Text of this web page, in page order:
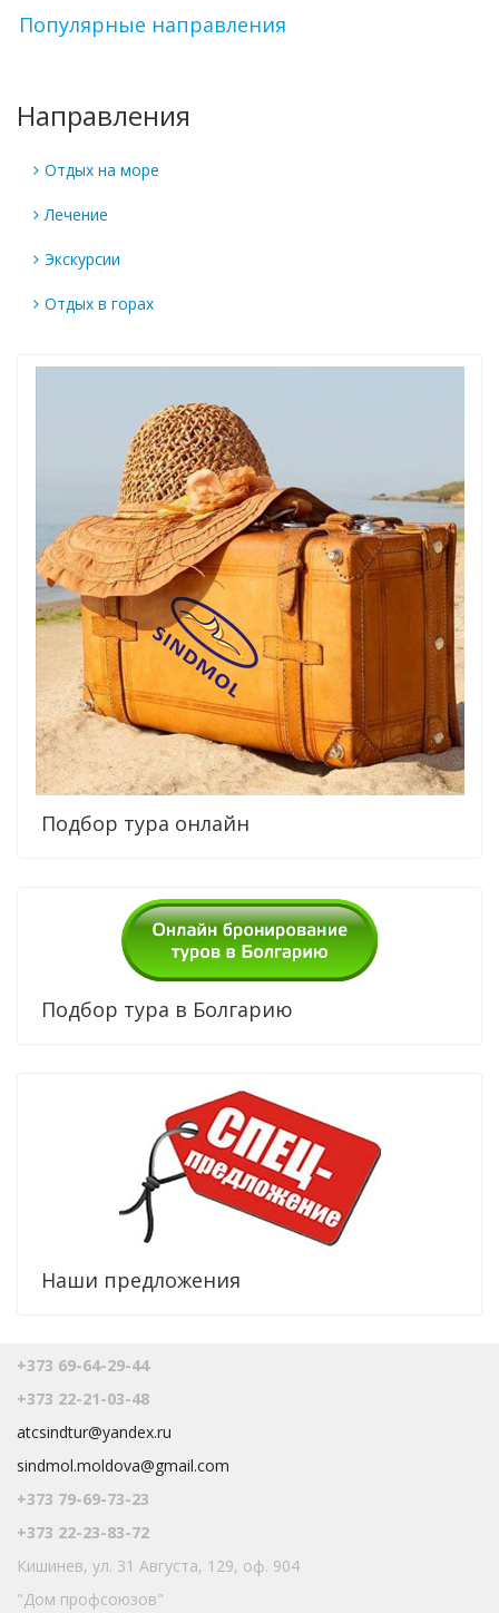
Популярные направления
Направления
Отдых на море
Лечение
Экскурсии
Отдых в горах
Подбор тура онлайн
Подбор тура в Болгарию
Наши предложения
+373 69-64-29-44
+373 22-21-03-48
atcsindtur@yandex.ru
sindmol.moldova@gmail.com
+373 79-69-73-23
+373 22-23-83-72
Кишинев, ул. 31 Августа, 129, оф. 904
"Дом профсоюзов"